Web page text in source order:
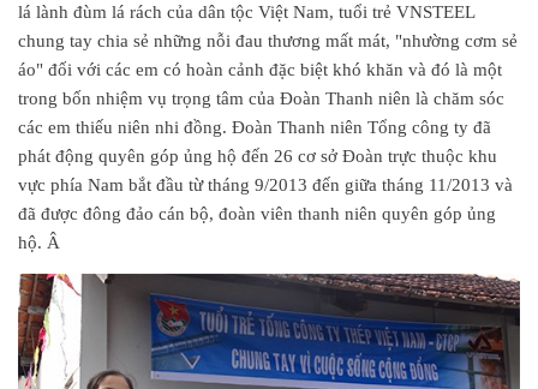
lá lành đùm lá rách của dân tộc Việt Nam, tuổi trẻ VNSTEEL
chung tay chia sẻ những nỗi đau thương mất mát, "nhường cơm sẻ
áo" đối với các em có hoàn cảnh đặc biệt khó khăn và đó là một
trong bốn nhiệm vụ trọng tâm của Đoàn Thanh niên là chăm sóc
các em thiếu niên nhi đồng. Đoàn Thanh niên Tổng công ty đã
phát động quyên góp ủng hộ đến 26 cơ sở Đoàn trực thuộc khu
vực phía Nam bắt đầu từ tháng 9/2013 đến giữa tháng 11/2013 và
đã được đông đảo cán bộ, đoàn viên thanh niên quyên góp ủng
hộ. Â